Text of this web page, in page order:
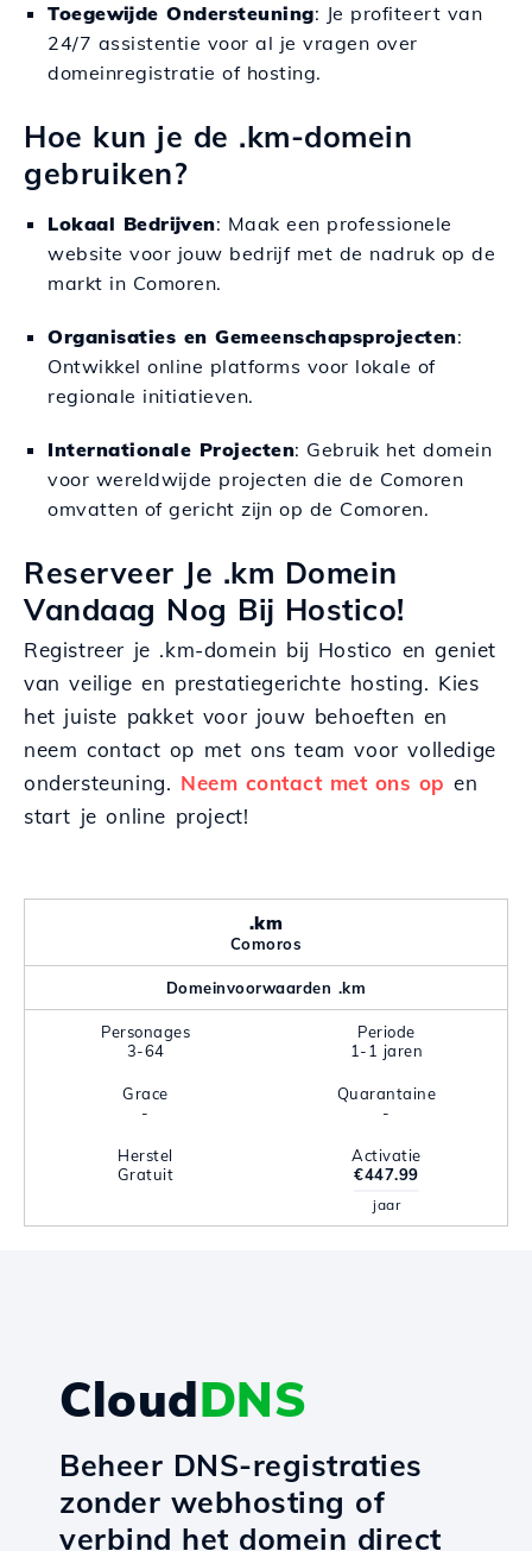
Toegewijde Ondersteuning: Je profiteert van
24/7 assistentie voor al je vragen over
domeinregistratie of hosting.
Hoe kun je de .km-domein
gebruiken?
Lokaal Bedrijven: Maak een professionele
website voor jouw bedrijf met de nadruk op de
markt in Comoren.
Organisaties en Gemeenschapsprojecten:
Ontwikkel online platforms voor lokale of
regionale initiatieven.
Internationale Projecten: Gebruik het domein
voor wereldwijde projecten die de Comoren
omvatten of gericht zijn op de Comoren.
Reserveer Je .km Domein
Vandaag Nog Bij Hostico!
Registreer je .km-domein bij Hostico en geniet
van veilige en prestatiegerichte hosting. Kies
het juiste pakket voor jouw behoeften en
neem contact op met ons team voor volledige
ondersteuning. Neem contact met ons op en
start je online project!
.km
Comoros
Domeinvoorwaarden .km
Personages
3-64
Periode
1-1 jaren
Grace
-
Quarantaine
-
Herstel
Gratuit
Activatie
€447.99
jaar
CloudDNS
Beheer DNS-registraties
zonder webhosting of
verbind het domein direct